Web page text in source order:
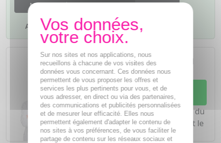
M'avertir dès que le produit sera disponible
Ajouter à mes favoris
L'achat d'un médicament sans
ordonnance nécessite le conseil
d'unpharmacien
Demandez conseil à votre
pharmacien
Notre équipe est à votre écoute du
lundi au vendredi de8h à 20h
et le
samedi de8h à 19h30.
Sur nos sites et nos applications, nous
recueillons à chacune de vos visites des
données vous concernant. Ces données nous
permettent de vous proposer les offres et
services les plus pertinents pour vous, et de
vous adresser, en direct ou via des partenaires,
des communications et publicités personnalisées
et de mesurer leur efficacité. Elles nous
permettent également d'adapter le contenu de
nos sites à vos préférences, de vous faciliter le
partage de contenu sur les réseaux sociaux et